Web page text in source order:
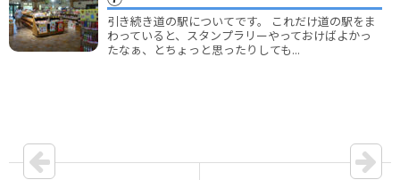
引き続き道の駅についてです。 これだけ道の駅をま
わっていると、スタンプラリーやっておけばよかっ
たなぁ、とちょっと思ったりしても...